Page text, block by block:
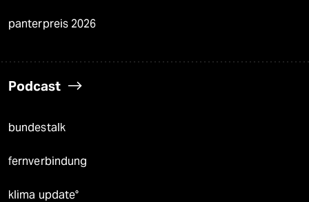
panterpreis 2026
Podcast
bundestalk
fernverbindung
klima update°